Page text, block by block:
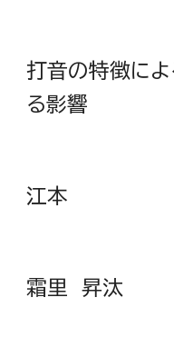
打音の特徴に
る影響
江本
霜里 昇汰